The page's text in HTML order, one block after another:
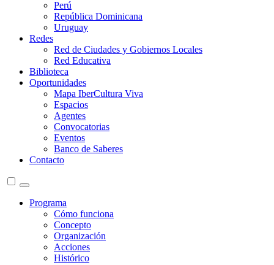
Perú
República Dominicana
Uruguay
Redes
Red de Ciudades y Gobiernos Locales
Red Educativa
Biblioteca
Oportunidades
Mapa IberCultura Viva
Espacios
Agentes
Convocatorias
Eventos
Banco de Saberes
Contacto
Programa
Cómo funciona
Concepto
Organización
Acciones
Histórico